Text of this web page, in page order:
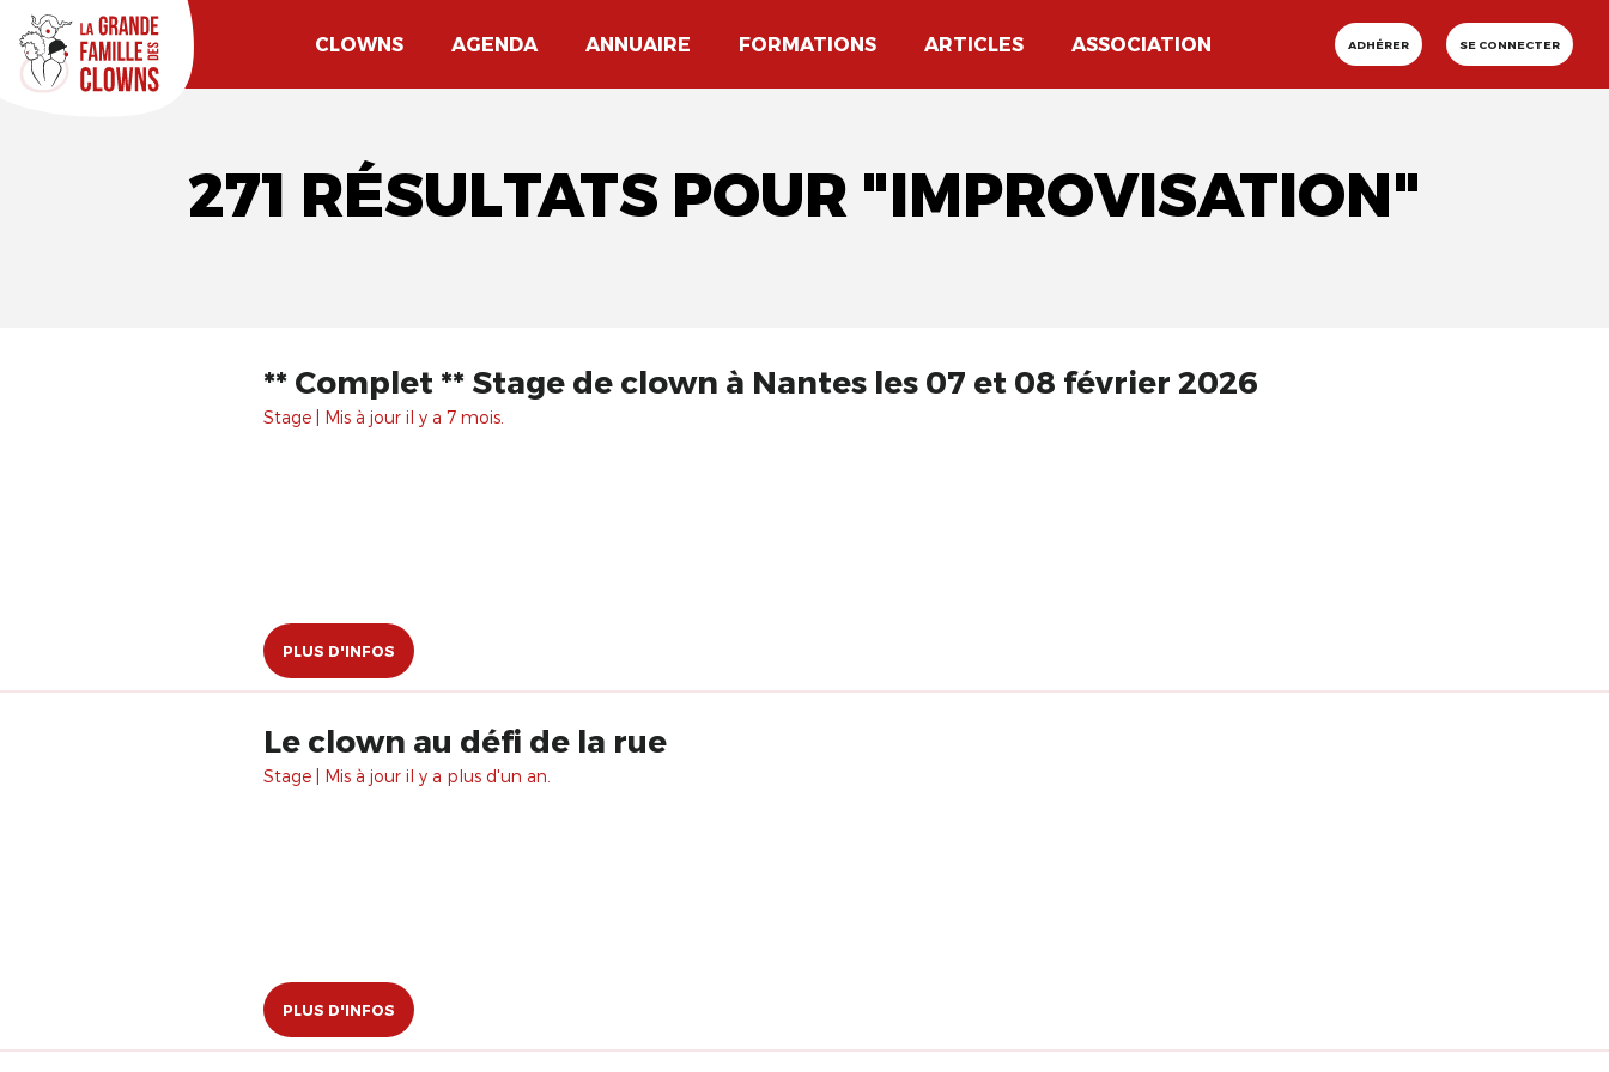
CLOWNS AGENDA ANNUAIRE FORMATIONS ARTICLES ASSOCIATION ADHÉRER SE CONNECTER
271 RÉSULTATS POUR "IMPROVISATION"
** Complet ** Stage de clown à Nantes les 07 et 08 février 2026
Stage | Mis à jour il y a 7 mois.
PLUS D'INFOS
Le clown au défi de la rue
Stage | Mis à jour il y a plus d'un an.
PLUS D'INFOS